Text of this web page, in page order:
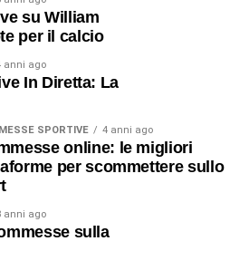
su William
per il calcio
anni ago
In Diretta: La
SPORTIVE 4 anni ago
online: le migliori
per scommettere sullo
anni ago
sulla